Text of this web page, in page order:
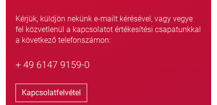
Kérjük, küldjön nekünk e-mailt kérésével, vagy vegye
fel közvetlenül a kapcsolatot értékesítési csapatunkkal
a következő telefonszámon:
+ 49 6147 9159-0
Kapcsolatfelvétel